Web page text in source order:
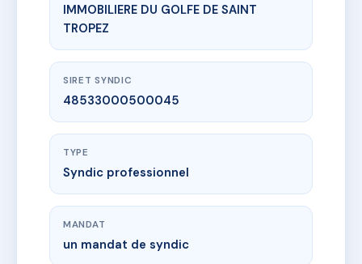
IMMOBILIERE DU GOLFE DE SAINT
TROPEZ
SIRET SYNDIC
48533000500045
TYPE
Syndic professionnel
MANDAT
un mandat de syndic